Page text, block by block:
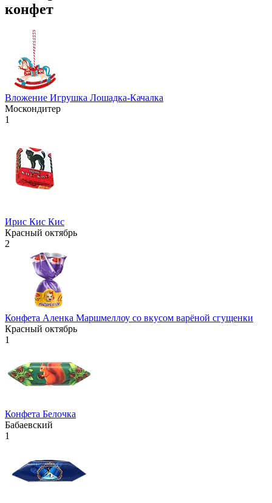
конфет
Вложение Игрушка Лошадка-Качалка
Москондитер
1
Ирис Кис Кис
Красный октябрь
2
Конфета Аленка Маршмеллоу со вкусом варёной сгущенки
Красный октябрь
1
Конфета Белочка
Бабаевский
1